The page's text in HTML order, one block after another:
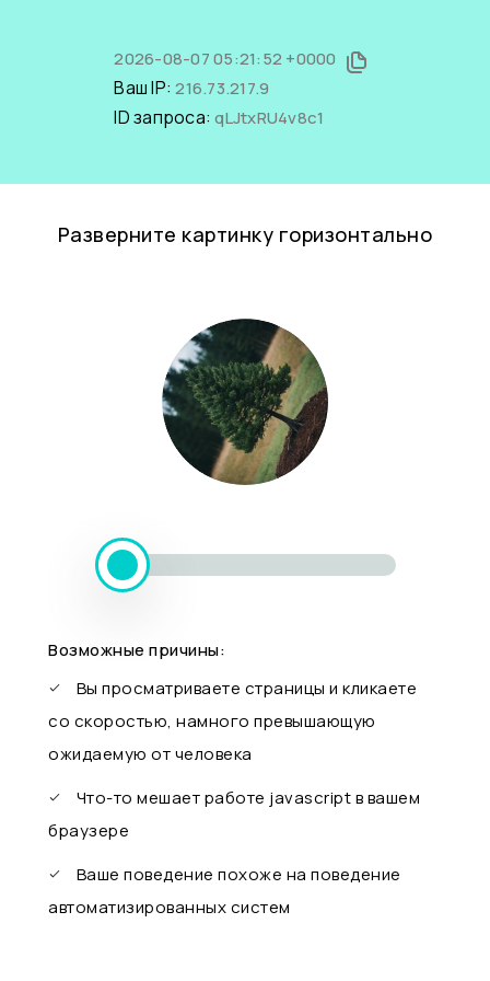
2026-08-07 05:21:52 +0000
Ваш IP:216.73.217.9
ID запроса:qLJtxRU4v8c1
Разверните картинку горизонтально
Возможные причины:
Вы просматриваете страницы и кликаете
со скоростью, намного превышающую
ожидаемую от человека
Что-то мешает работе javascript в вашем
браузере
Ваше поведение похоже на поведение
автоматизированных систем